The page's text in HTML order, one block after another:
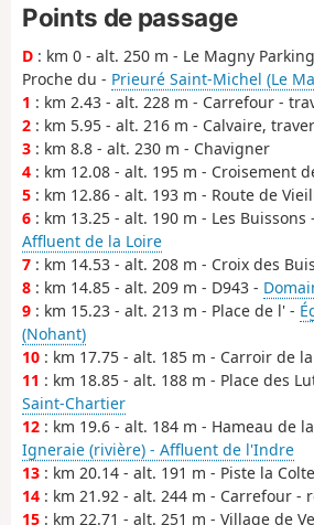
Points de passage
D : km 0 - alt. 250 m - Le Magny
Proche du - Prieuré Saint-Michel (Le
1 : km 2.43 - alt. 228 m - Carrefour -
2 : km 5.95 - alt. 216 m - Calvaire,
3 : km 8.8 - alt. 230 m - Chavigner
4 : km 12.08 - alt. 195 m - Croisement
5 : km 12.86 - alt. 193 m - Route de
6 : km 13.25 - alt. 190 m - Les Buissons -
Affluent de la Loire
7 : km 14.53 - alt. 208 m - Croix des
8 : km 14.85 - alt. 209 m - D943 -
9 : km 15.23 - alt. 213 m - Place de l' -
(Nohant)
10 : km 17.75 - alt. 185 m - Carroir de
11 : km 18.85 - alt. 188 m - Place des
Saint-Chartier
12 : km 19.6 - alt. 184 m - Hameau de
Igneraie (rivière) - Affluent de l'Indre
13 : km 20.14 - alt. 191 m - Piste la
14 : km 21.92 - alt. 244 m - Carrefour -
15 : km 22.71 - alt. 251 m - Village de